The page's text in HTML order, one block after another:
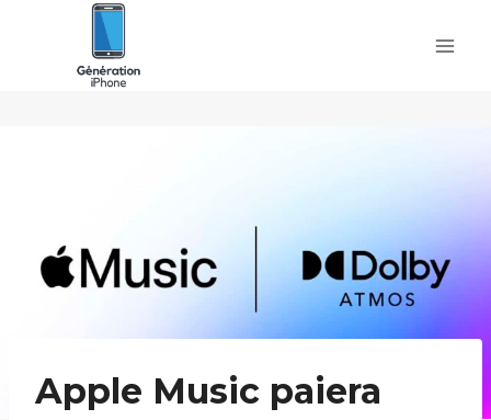
Apple Music paiera